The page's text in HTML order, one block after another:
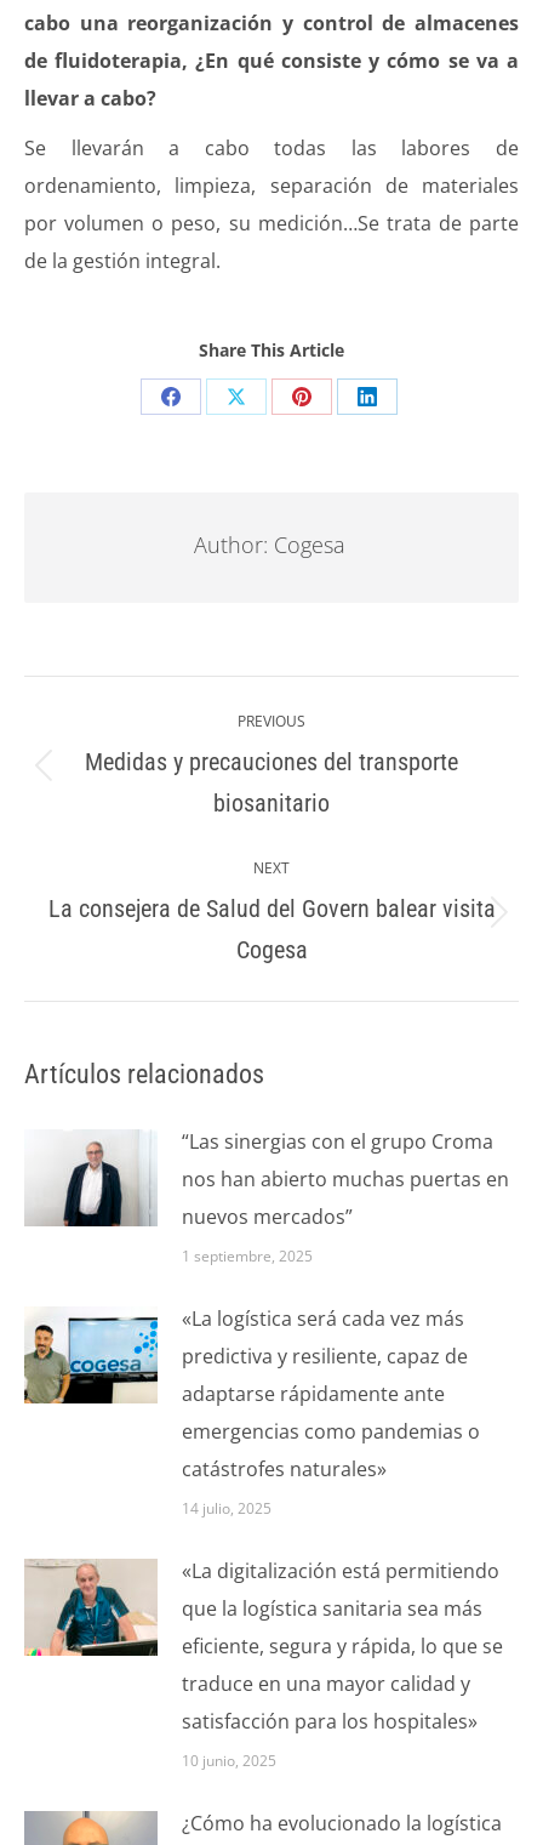
cabo una reorganización y control de almacenes
de fluidoterapia, ¿En qué consiste y cómo se va a
llevar a cabo?
Se llevarán a cabo todas las labores de
ordenamiento, limpieza, separación de materiales
por volumen o peso, su medición…Se trata de parte
de la gestión integral.
Share This Article
Share Share Share Share
Author: Cogesa
Post
PREVIOUS
post:
Medidas y precauciones del transporte
biosanitario
NEXT
post:
La consejera de Salud del Govern balear visita
Cogesa
Artículos relacionados
“Las sinergias con el grupo Croma
nos han abierto muchas puertas en
nuevos mercados”
1 septiembre, 2025
«La logística será cada vez más
predictiva y resiliente, capaz de
adaptarse rápidamente ante
emergencias como pandemias o
catástrofes naturales»
14 julio, 2025
«La digitalización está permitiendo
que la logística sanitaria sea más
eficiente, segura y rápida, lo que se
traduce en una mayor calidad y
satisfacción para los hospitales»
10 junio, 2025
¿Cómo ha evolucionado la logística